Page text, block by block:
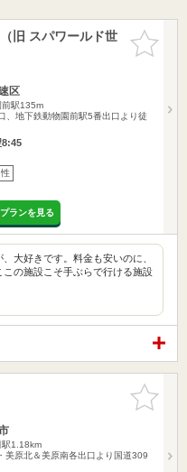
お気に入
りに追加
旧 スパワールド世
区
前駅135m
、地下鉄動物園前駅5番出口より徒
8:45
ランを見る
大好きです。料金も安いのに、
の施設こそ手ぶらで行ける施設
お気に入
りに追加
駅1.18km
美原北＆美原南各出口より国道309